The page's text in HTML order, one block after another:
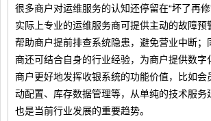
很多商户对运维服务的认知还停留在“坏了再修
实际上专业的运维服务商可提供主动的故障预
帮助商户提前排查系统隐患，避免营业中断
商还可结合自身的行业经验，为商户提供数字
商户更好地发挥收银系统的功能价值，比如
动配置、库存数据管理等，从单纯的技术服
也是当前行业发展的重要趋势。